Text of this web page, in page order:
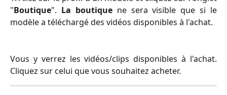
"Boutique". La boutiquene sera visible que si le
modèle a téléchargé des vidéos disponibles à l'achat.
Vous y verrez les vidéos/clips disponibles à l'achat.
Cliquez sur celui que vous souhaitez acheter.